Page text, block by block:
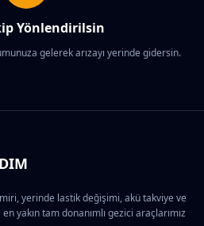
Yönlendirilsin
gelerek arızayı yerinde gidersin.
yerinde lastik değişimi, akü takviye ve
yakın tam donanımlı gezici araçlarımız